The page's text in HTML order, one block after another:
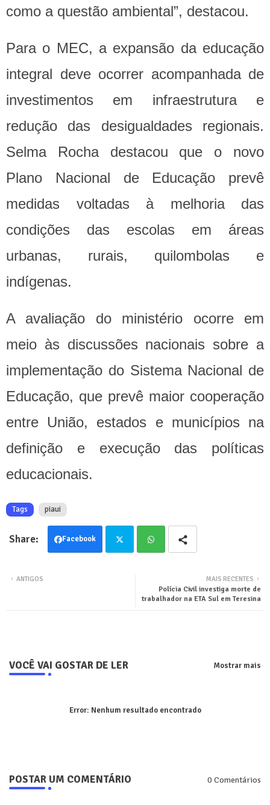
como a questão ambiental”, destacou.
Para o MEC, a expansão da educação
integral deve ocorrer acompanhada de
investimentos em infraestrutura e
redução das desigualdades regionais.
Selma Rocha destacou que o novo
Plano Nacional de Educação prevê
medidas voltadas à melhoria das
condições das escolas em áreas
urbanas, rurais, quilombolas e
indígenas.
A avaliação do ministério ocorre em
meio às discussões nacionais sobre a
implementação do Sistema Nacional de
Educação, que prevê maior cooperação
entre União, estados e municípios na
definição e execução das políticas
educacionais.
Tags piaui
Facebook
MAIS RECENTES
Polícia Civil investiga morte de
trabalhador na ETA Sul em Teresina
ANTIGOS
VOCÊ VAI GOSTAR DE LER Mostrar mais
Error: Nenhum resultado encontrado
POSTAR UM COMENTÁRIO 0 Comentários